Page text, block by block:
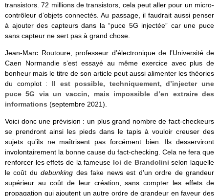
transistors. 72 millions de transistors, cela peut aller pour un micro-
contrôleur d’objets connectés. Au passage, il faudrait aussi penser
à ajouter des capteurs dans la “puce 5G injectée” car une puce
sans capteur ne sert pas à grand chose.
Jean-Marc Routoure, professeur d’électronique de l’Université de
Caen Normandie s’est essayé au même exercice avec plus de
bonheur mais le titre de son article peut aussi alimenter les théories
du complot : Il est possible, techniquement, d’injecter une
puce 5G via un vaccin, mais impossible d’en extraire des
informations (septembre 2021).
Voici donc une prévision : un plus grand nombre de fact-checkeurs
se prendront ainsi les pieds dans le tapis à vouloir creuser des
sujets qu’ils ne maîtrisent pas forcément bien. Ils desserviront
involontairement la bonne cause du fact-checking. Cela ne fera que
renforcer les effets de la fameuse loi de Brandolini selon laquelle
le coût dudebunking des fake news est d’un ordre de grandeur
supérieur au coût de leur création, sans compter les effets de
propagation qui ajoutent un autre ordre de grandeur en faveur des